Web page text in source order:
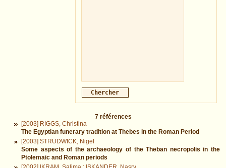
7 références
[2003] RIGGS, Christina
The Egyptian funerary tradition at Thebes in the Roman Period
[2003] STRUDWICK, Nigel
Some aspects of the archaeology of the Theban necropolis in the
Ptolemaic and Roman periods